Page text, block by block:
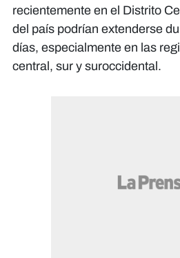
recientemente en el Distrito
del país podrían extenderse
días, especialmente en las
central, sur y suroccidental.